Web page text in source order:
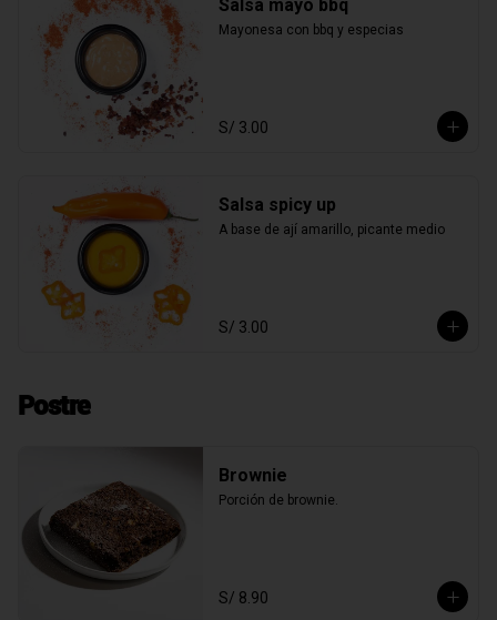
Salsa mayo bbq
Mayonesa con bbq y especias
S/ 3.00
Salsa spicy up
A base de ají amarillo, picante medio
S/ 3.00
Postre
Brownie
Porción de brownie.
S/ 8.90